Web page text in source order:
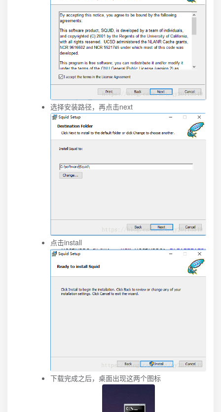
选择安装路径，再点击next
点击install
下载完成之后，桌面出现这两个图标